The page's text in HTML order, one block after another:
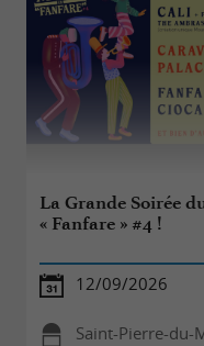
La Grande Soirée
« Fanfare » #4 !
12/09/2026
Saint-Pierre-du-